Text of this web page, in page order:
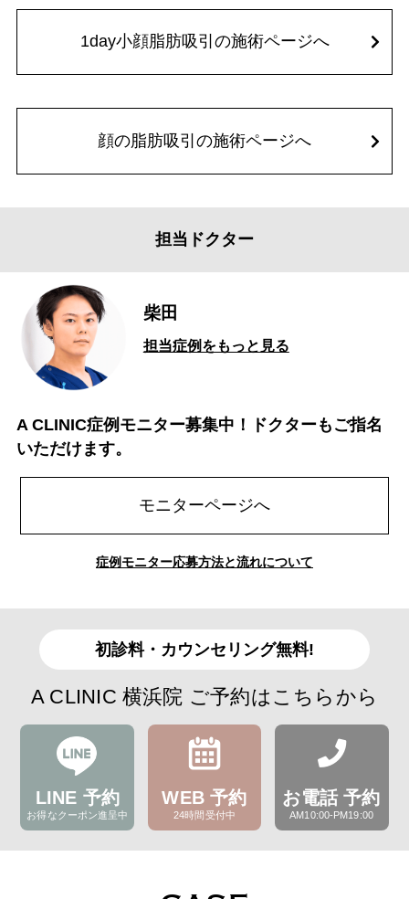
1day小顔脂肪吸引の施術ページへ
顔の脂肪吸引の施術ページへ
担当ドクター
柴田
担当症例をもっと見る
A CLINIC症例モニター募集中！ドクターもご指名
いただけます。
モニターページへ
症例モニター応募方法と流れについて
初診料・カウンセリング無料!
A CLINIC 横浜院 ご予約はこちらから
LINE 予約
お得なクーポン進呈中
WEB 予約
24時間受付中
お電話 予約
AM10:00-PM19:00